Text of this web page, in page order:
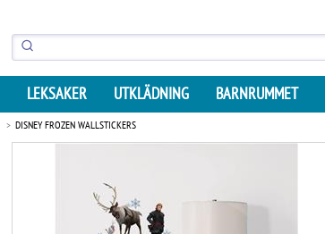
LEKSAKER UTKLÄDNING BARNRUMMET
DISNEY FROZEN WALLSTICKERS